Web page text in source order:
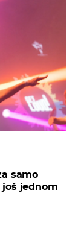
samo
jednom